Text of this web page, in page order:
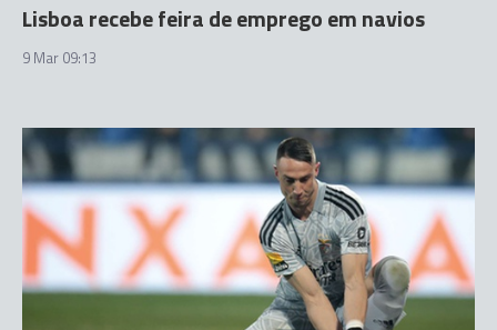
Lisboa recebe feira de emprego em navios
9 Mar 09:13